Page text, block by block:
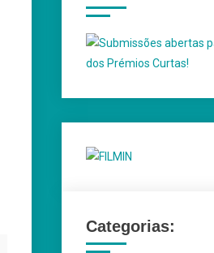
Categorias: